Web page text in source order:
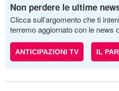
Non perdere le ultime
Clicca sull’argomento che ti
terremo aggiornato con le news
ANTICIPAZIONI TV IL